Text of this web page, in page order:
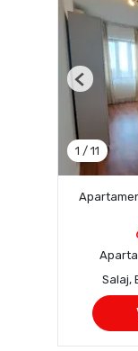
1 / 11
Previous
Salaj,